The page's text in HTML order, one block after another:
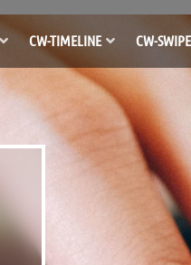
CW-TIMELINE CW-